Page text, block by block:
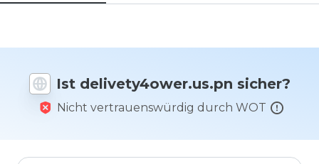
Ist delivety4ower.us.pn sicher?
Nicht vertrauenswürdig durch WOT
Wie
Website
Skala von
1 bis 5
bewerten?